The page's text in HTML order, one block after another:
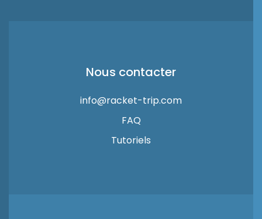
Nous contacter
info@racket-trip.com
FAQ
Tutoriels